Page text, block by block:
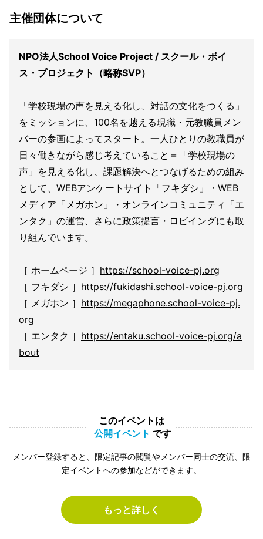
主催団体について
NPO法人School Voice Project / スクール・ボイ
ス・プロジェクト（略称SVP）
「学校現場の声を見える化し、対話の文化をつくる」
をミッションに、100名を越える現職・元教職員メン
バーの参画によってスタート。一人ひとりの教職員が
日々働きながら感じ考えていること＝「学校現場の
声」を見える化し、課題解決へとつなげるための組み
として、WEBアンケートサイト「フキダシ」・WEB
メディア「メガホン」・オンラインコミュニティ「エ
ンタク」の運営、さらに政策提言・ロビイングにも取
り組んでいます。
［ ホームページ ］ https://school-voice-pj.org
［ フキダシ ］ https://fukidashi.school-voice-pj.org
［ メガホン ］ https://megaphone.school-voice-pj.
org
［ エンタク ］ https://entaku.school-voice-pj.org/a
bout
このイベントは
公開イベント です
メンバー登録すると、限定記事の閲覧やメンバー同士の交流、限
定イベントへの参加などができます。
もっと詳しく